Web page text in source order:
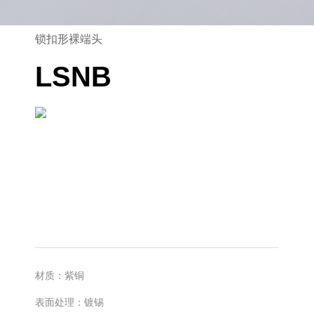
锁扣形裸端头
LSNB
材质：紫铜
表面处理：镀锡